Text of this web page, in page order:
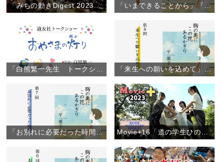
「みちの動きDigest 2023」（2023年12月12日） 「いまできることから」『胸の奥にこの花あるかぎり』（9）
「来生への願いを込めて」『胸の奥にこの花あるかぎり』（8）
「お別れに必要だった時間」『胸の奥にこの花あるかぎり』（7） Movie+16「道の学生ひのきしんDAY【大阪教区】」